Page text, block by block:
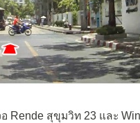
อ Rende สุขุมวิท 23 และ